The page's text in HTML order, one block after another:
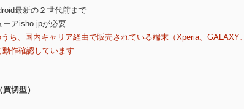
最新の２世代前まで
アisho.jpが必要
ち、国内キャリア経由で販売されている端末（Xperia、GALAXY、
作確認しています
切型）